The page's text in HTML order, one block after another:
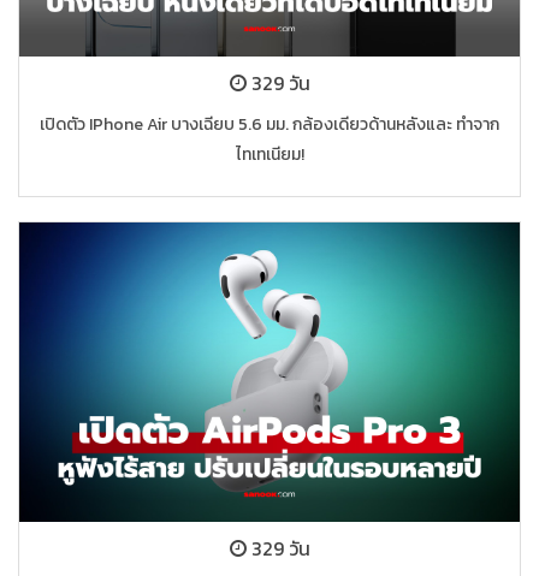
329 วัน
เปิดตัว IPhone Air บางเฉียบ 5.6 มม. กล้องเดียวด้านหลังและ ทำจาก
ไทเทเนียม!
329 วัน